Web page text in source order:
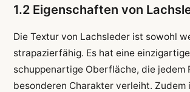
1.2 Eigenschaften von
Die Textur von Lachsleder ist sowohl
strapazierfähig. Es hat eine
schuppenartige Oberfläche, die jedem
besonderen Charakter verleiht. Zudem